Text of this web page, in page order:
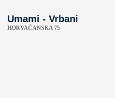
Umami - Vrbani
HORVAĆANSKA 75